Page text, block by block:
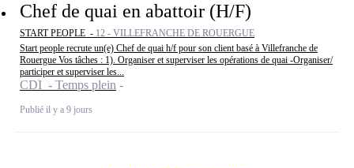
Chef de quai en abattoir (H/F)
START PEOPLE - 12 - VILLEFRANCHE DE ROUERGUE
Start people recrute un(e) Chef de quai h/f pour son client basé à Villefranche de
Rouergue Vos tâches : 1). Organiser et superviser les opérations de quai -Organiser/
participer et superviser les...
CDI - Temps plein
Publié il y a 9 jours